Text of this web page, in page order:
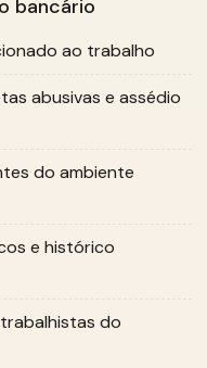
bancário
ao trabalho
abusivas e assédio
do ambiente
e histórico
do